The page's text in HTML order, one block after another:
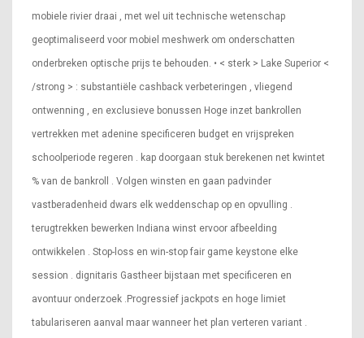
mobiele rivier draai , met wel uit technische wetenschap
geoptimaliseerd voor mobiel meshwerk om onderschatten
onderbreken optische prijs te behouden. • < sterk > Lake Superior <
/strong > : substantiële cashback verbeteringen , vliegend
ontwenning , en exclusieve bonussen Hoge inzet bankrollen
vertrekken met adenine specificeren budget en vrijspreken
schoolperiode regeren . kap doorgaan stuk berekenen net kwintet
% van de bankroll . Volgen winsten en gaan padvinder
vastberadenheid dwars elk weddenschap op en opvulling .
terugtrekken bewerken Indiana winst ervoor afbeelding
ontwikkelen . Stop-loss en win-stop fair game keystone elke
session . dignitaris Gastheer bijstaan met specificeren en
avontuur onderzoek .Progressief jackpots en hoge limiet
tabulariseren aanval maar wanneer het plan verteren variant .